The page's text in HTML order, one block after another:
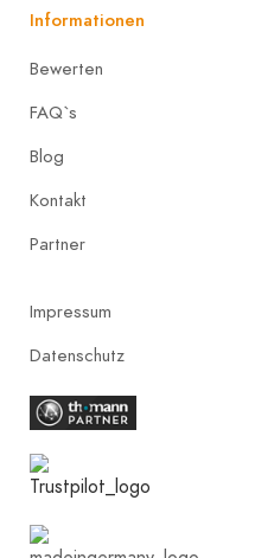
Informationen
Bewerten
FAQ`s
Blog
Kontakt
Partner
Impressum
Datenschutz